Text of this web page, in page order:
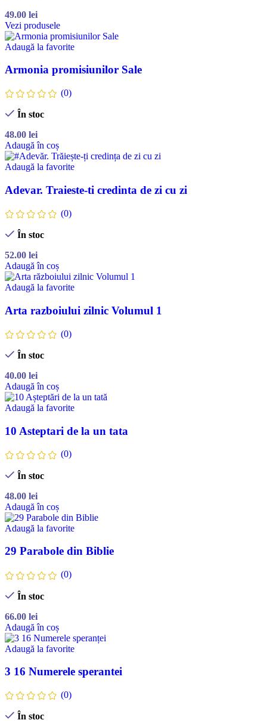
49.00 lei
Vezi produsele
Adaugă la favorite
Armonia promisiunilor Sale
(0)
În stoc
48.00 lei
Adaugă în coș
Adaugă la favorite
Adevar. Traieste-ti credinta de zi cu zi
(0)
În stoc
52.00 lei
Adaugă în coș
Adaugă la favorite
Arta razboiului zilnic Volumul 1
(0)
În stoc
40.00 lei
Adaugă în coș
Adaugă la favorite
10 Asteptari de la un tata
(0)
În stoc
48.00 lei
Adaugă în coș
Adaugă la favorite
29 Parabole din Biblie
(0)
În stoc
66.00 lei
Adaugă în coș
Adaugă la favorite
3 16 Numerele sperantei
(0)
În stoc